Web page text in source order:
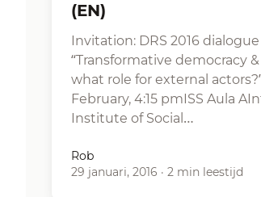
(EN)
Invitation: DRS 2016
“Transformative democracy
what role for external
February, 4:15 pmISS Aula
Institute of Social…
Rob
29 januari, 2016 · 2 min leestijd